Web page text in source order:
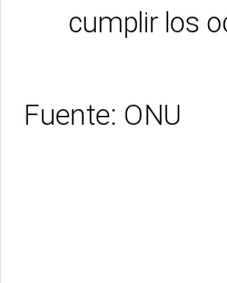
cumplir los
Fuente: ONU